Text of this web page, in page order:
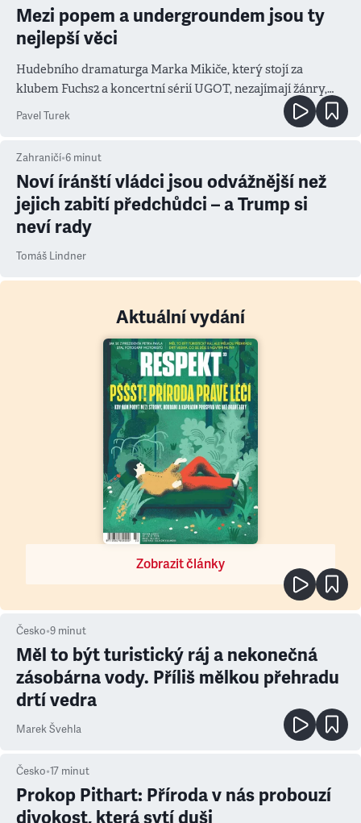
Mezi popem a undergroundem jsou ty
nejlepší věci
Hudebního dramaturga Marka Mikiče, který stojí za
klubem Fuchs2 a koncertní sérií UGOT, nezajímají žánry,
ale atmosféra
Pavel Turek
Zahraničí•6 minut
Noví íránští vládci jsou odvážnější než
jejich zabití předchůdci – a Trump si
neví rady
Tomáš Lindner
Aktuální vydání
Zobrazit články
Česko•9 minut
Měl to být turistický ráj a nekonečná
zásobárna vody. Příliš mělkou přehradu
drtí vedra
Marek Švehla
Česko•17 minut
Prokop Pithart: Příroda v nás probouzí
divokost, která sytí duši